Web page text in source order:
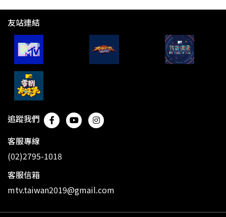
友站連結
追蹤我們
客服專線
(02)2795-1018
客服信箱
mtv.taiwan2019@gmail.com